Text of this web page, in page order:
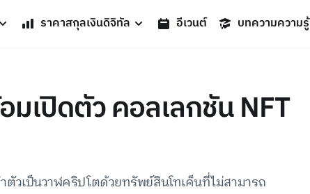
ราคาสกุลเงินดิจิทัล อีเวนต์ บทความความรู้
เปิดตัว คอลเลกชัน NFT
ตัวเป็นวาฬคริปโตด้วยทรัพย์สินโทเค็นที่ไม่สามารถ